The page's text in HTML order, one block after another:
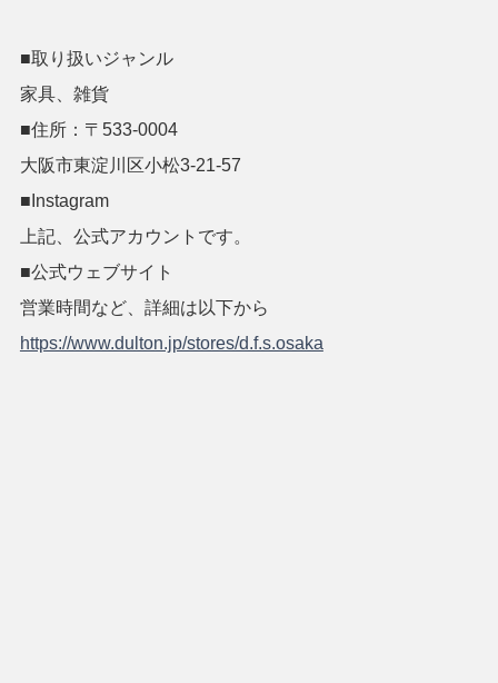
■取り扱いジャンル
家具、雑貨
■住所：〒533-0004
大阪市東淀川区小松3-21-57
■Instagram
上記、公式アカウントです。
■公式ウェブサイト
営業時間など、詳細は以下から
https://www.dulton.jp/stores/d.f.s.osaka